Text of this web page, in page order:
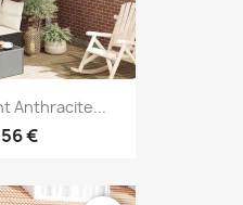
Anthracite...
€